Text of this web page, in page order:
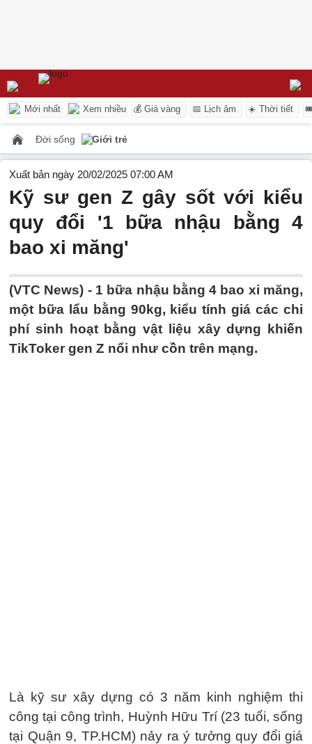
Mới nhất Xem nhiều 💰 Giá vàng 📅 Lịch âm ☀️ Thời tiết
Đời sống Giới trẻ
Xuất bản ngày 20/02/2025 07:00 AM
Kỹ sư gen Z gây sốt với kiểu
quy đổi '1 bữa nhậu bằng 4
bao xi măng'
(VTC News) - 1 bữa nhậu bằng 4 bao xi măng,
một bữa lẩu bằng 90kg, kiểu tính giá các chi
phí sinh hoạt bằng vật liệu xây dựng khiến
TikToker gen Z nổi như cồn trên mạng.
Là kỹ sư xây dựng có 3 năm kinh nghiệm thi
công tại công trình, Huỳnh Hữu Trí (23 tuổi, sống
tại Quận 9, TP.HCM) nảy ra ý tưởng quy đổi giá